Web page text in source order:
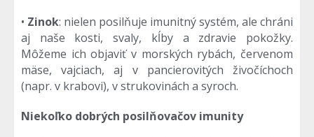
• Zinok: nielen posilňuje imunitný systém, ale chráni
aj naše kosti, svaly, kĺby a zdravie pokožky.
Môžeme ich objaviť v morských rybách, červenom
mäse, vajciach, aj v pancierovitých živočíchoch
(napr. v krabovi), v strukovinách a syroch.
Niekoľko dobrých posilňovačov imunity